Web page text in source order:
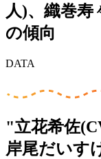
人)、織巻
の傾向
DATA
"立花希佐
岸尾だいす